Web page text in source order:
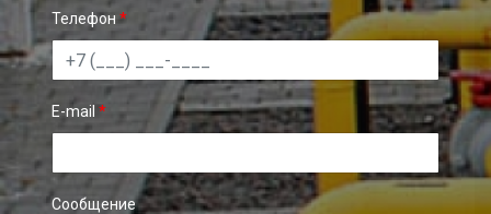
Телефон *
E-mail *
Сообщение